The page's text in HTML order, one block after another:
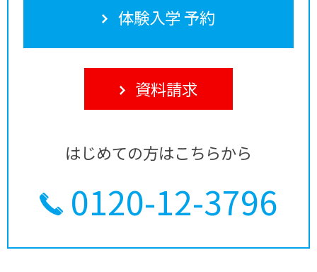
体験入学 予約
資料請求
はじめての方はこちらから
0120-12-3796